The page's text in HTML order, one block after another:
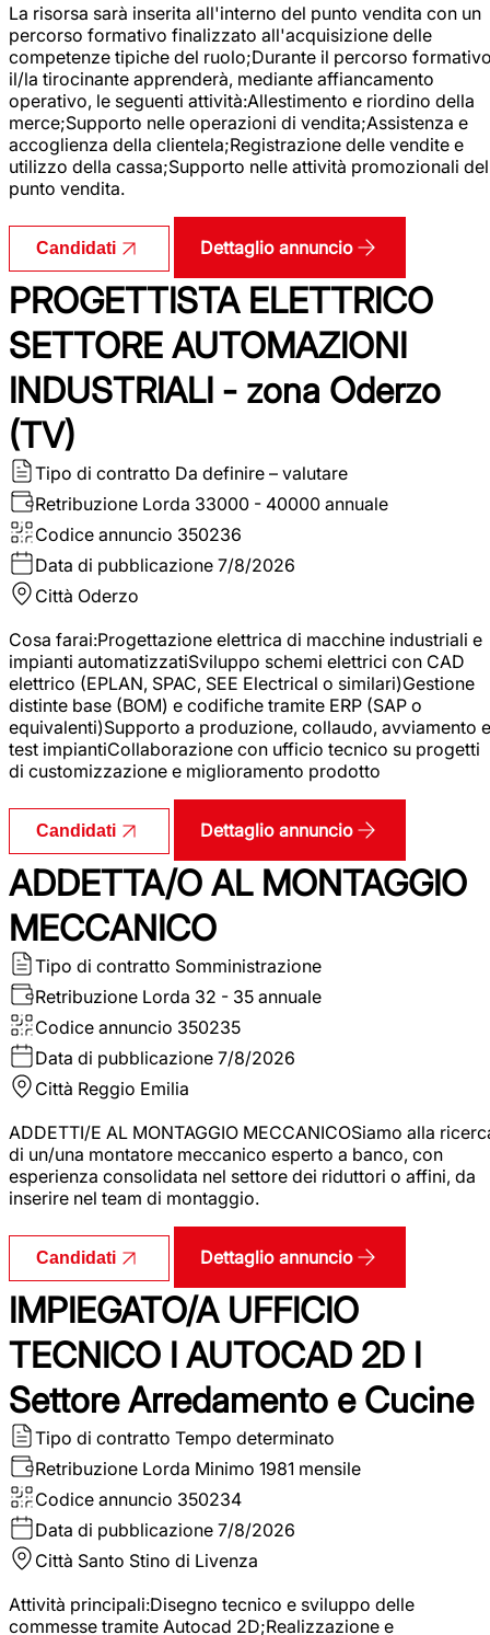
La risorsa sarà inserita all'interno del punto vendita con un
percorso formativo finalizzato all'acquisizione delle
competenze tipiche del ruolo;Durante il percorso
il/la tirocinante apprenderà, mediante affiancamento
operativo, le seguenti attività:Allestimento e riordino della
merce;Supporto nelle operazioni di vendita;Assistenza e
accoglienza della clientela;Registrazione delle vendite e
utilizzo della cassa;Supporto nelle attività promozionali del
punto vendita.
Candidati Dettaglio annuncio
PROGETTISTA ELETTRICO
SETTORE AUTOMAZIONI
INDUSTRIALI - zona Oderzo
(TV)
Tipo di contratto Da definire – valutare
Retribuzione Lorda 33000 - 40000 annuale
Codice annuncio 350236
Data di pubblicazione 7/8/2026
Città Oderzo
Cosa farai:Progettazione elettrica di macchine industriali e
impianti automatizzatiSviluppo schemi elettrici con CAD
elettrico (EPLAN, SPAC, SEE Electrical o similari)Gestione
distinte base (BOM) e codifiche tramite ERP (SAP o
equivalenti)Supporto a produzione, collaudo, avviamento e
test impiantiCollaborazione con ufficio tecnico su progetti
di customizzazione e miglioramento prodotto
Candidati Dettaglio annuncio
ADDETTA/O AL MONTAGGIO
MECCANICO
Tipo di contratto Somministrazione
Retribuzione Lorda 32 - 35 annuale
Codice annuncio 350235
Data di pubblicazione 7/8/2026
Città Reggio Emilia
ADDETTI/E AL MONTAGGIO MECCANICOSiamo alla
di un/una montatore meccanico esperto a banco, con
esperienza consolidata nel settore dei riduttori o affini, da
inserire nel team di montaggio.
Candidati Dettaglio annuncio
IMPIEGATO/A UFFICIO
TECNICO I AUTOCAD 2D I
Settore Arredamento e Cucine
Tipo di contratto Tempo determinato
Retribuzione Lorda Minimo 1981 mensile
Codice annuncio 350234
Data di pubblicazione 7/8/2026
Città Santo Stino di Livenza
Attività principali:Disegno tecnico e sviluppo delle
commesse tramite Autocad 2D;Realizzazione e